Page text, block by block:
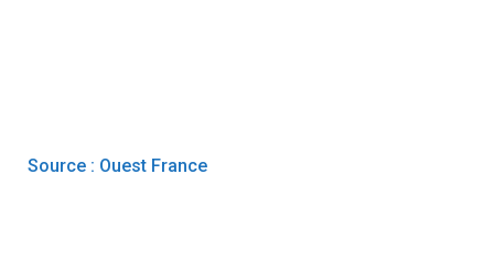
Source : Ouest France